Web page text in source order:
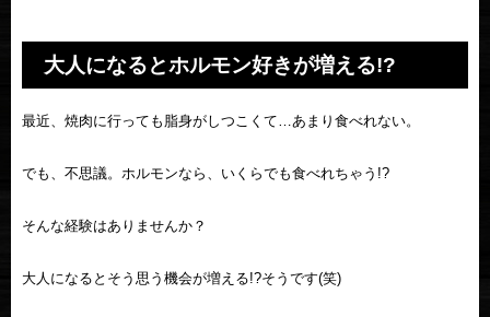
大人になるとホルモン好きが増える!?
最近、焼肉に行っても脂身がしつこくて…あまり食べれない。
でも、不思議。ホルモンなら、いくらでも食べれちゃう!?
そんな経験はありませんか？
大人になるとそう思う機会が増える!?そうです(笑)